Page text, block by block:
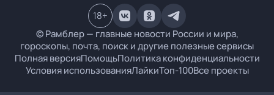
© Рамблер — главные новости России и мира,
гороскопы, почта, поиск и другие полезные сервисы
Полная версияПомощьПолитика конфиденциальности
Условия использованияЛайкиТоп-100Все проекты
18+